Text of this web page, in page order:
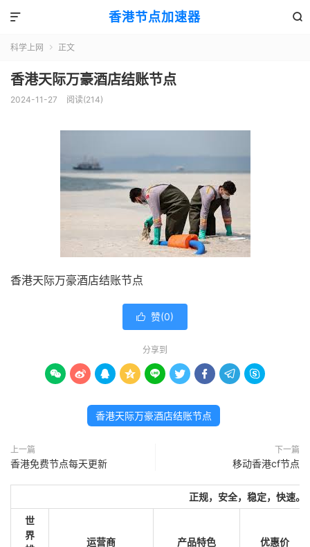
香港节点加速器 

科学上网  正文
香港天际万豪酒店结账节点
2024-11-27 阅读(214)
香港天际万豪酒店结账节点
 赞(0)
分享到
        
香港天际万豪酒店结账节点
上一篇
香港免费节点每天更新
下一篇
移动香港cf节点
正规，安全，稳定，快速。
世
界
运营商 产品特色 优惠价